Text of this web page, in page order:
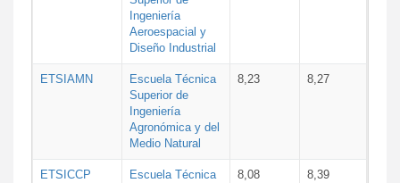
Ingeniería
Aeroespacial y
Diseño Industrial
ETSIAMN
Escuela Técnica
Superior de
Ingeniería
Agronómica y del
Medio Natural
8,23 8,27
ETSICCP
Escuela Técnica
8,08 8,39